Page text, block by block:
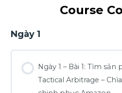
Course
Ngày 1
Ngày 1 – Bài 1: Tìm
Tactical Arbitrage –